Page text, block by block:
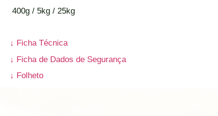
400g / 5kg / 25kg
↓ Ficha Técnica
↓ Ficha de Dados de Segurança
↓ Folheto